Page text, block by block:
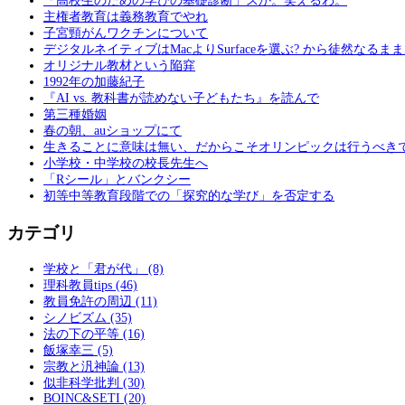
主権者教育は義務教育でやれ
子宮頸がんワクチンについて
デジタルネイティブはMacよりSurfaceを選ぶ? から徒然なるまま
オリジナル教材という陥穽
1992年の加藤紀子
『AI vs. 教科書が読めない子どもたち』を読んで
第三種婚姻
春の朝、auショップにて
生きることに意味は無い、だからこそオリンピックは行うべき
小学校・中学校の校長先生へ
「Rシール」とバンクシー
初等中等教育段階での「探究的な学び」を否定する
カテゴリ
学校と「君が代」 (8)
理科教員tips (46)
教員免許の周辺 (11)
シノビズム (35)
法の下の平等 (16)
飯塚幸三 (5)
宗教と汎神論 (13)
似非科学批判 (30)
BOINC&SETI (20)